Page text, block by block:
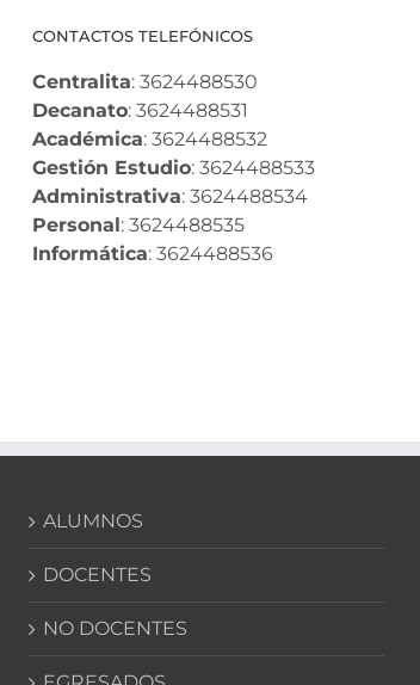
CONTACTOS TELEFÓNICOS
Centralita: 3624488530
Decanato: 3624488531
Académica: 3624488532
Gestión Estudio: 3624488533
Administrativa: 3624488534
Personal: 3624488535
Informática: 3624488536
ALUMNOS
DOCENTES
NO DOCENTES